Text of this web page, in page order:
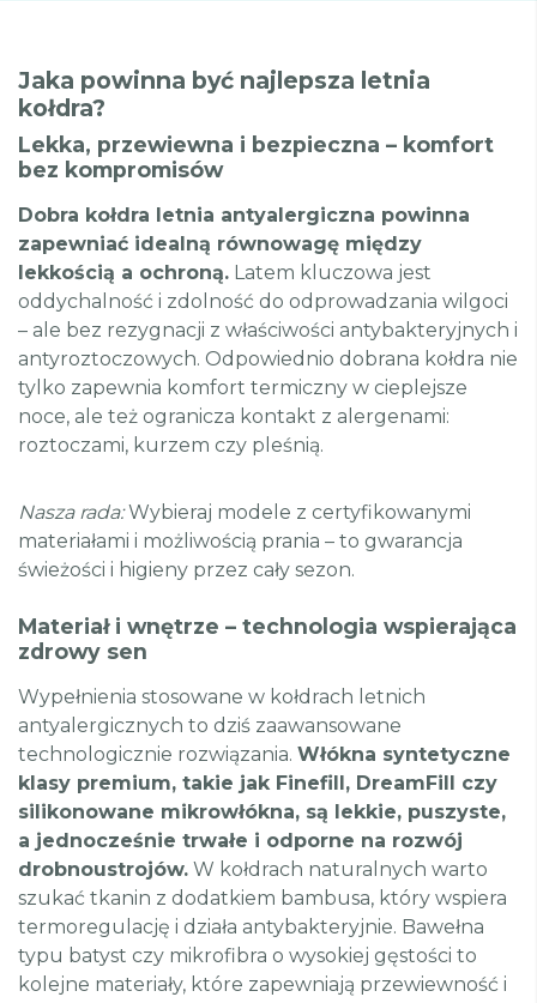
Jaka powinna być najlepsza letnia
kołdra?
Lekka, przewiewna i bezpieczna – komfort
bez kompromisów
Dobra kołdra letnia antyalergiczna powinna
zapewniać idealną równowagę między
lekkością a ochroną. Latem kluczowa jest
oddychalność i zdolność do odprowadzania wilgoci
– ale bez rezygnacji z właściwości antybakteryjnych i
antyroztoczowych. Odpowiednio dobrana kołdra nie
tylko zapewnia komfort termiczny w cieplejsze
noce, ale też ogranicza kontakt z alergenami:
roztoczami, kurzem czy pleśnią.
Nasza rada:Wybieraj modele z certyfikowanymi
materiałami i możliwością prania – to gwarancja
świeżości i higieny przez cały sezon.
Materiał i wnętrze – technologia wspierająca
zdrowy sen
Wypełnienia stosowane w kołdrach letnich
antyalergicznych to dziś zaawansowane
technologicznie rozwiązania. Włókna syntetyczne
klasy premium, takie jak Finefill, DreamFill czy
silikonowane mikrowłókna, są lekkie, puszyste,
a jednocześnie trwałe i odporne na rozwój
drobnoustrojów. W kołdrach naturalnych warto
szukać tkanin z dodatkiem bambusa, który wspiera
termoregulację i działa antybakteryjnie. Bawełna
typu batyst czy mikrofibra o wysokiej gęstości to
kolejne materiały, które zapewniają przewiewność i